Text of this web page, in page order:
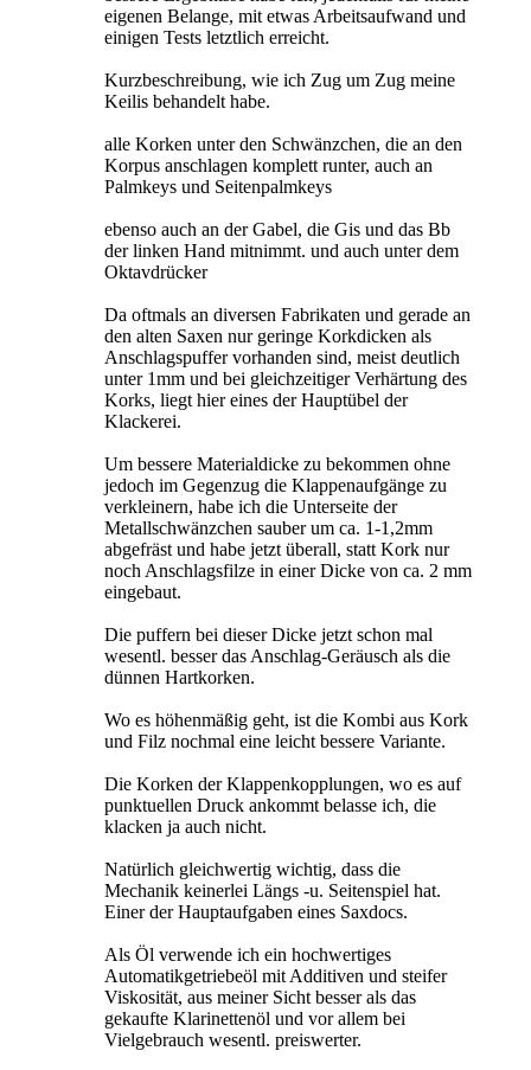
eigenen Belange, mit etwas Arbeitsaufwand und
einigen Tests letztlich erreicht.
Kurzbeschreibung, wie ich Zug um Zug meine
Keilis behandelt habe.
alle Korken unter den Schwänzchen, die an den
Korpus anschlagen komplett runter, auch an
Palmkeys und Seitenpalmkeys
ebenso auch an der Gabel, die Gis und das Bb
der linken Hand mitnimmt. und auch unter dem
Oktavdrücker
Da oftmals an diversen Fabrikaten und gerade an
den alten Saxen nur geringe Korkdicken als
Anschlagspuffer vorhanden sind, meist deutlich
unter 1mm und bei gleichzeitiger Verhärtung des
Korks, liegt hier eines der Hauptübel der
Klackerei.
Um bessere Materialdicke zu bekommen ohne
jedoch im Gegenzug die Klappenaufgänge zu
verkleinern, habe ich die Unterseite der
Metallschwänzchen sauber um ca. 1-1,2mm
abgefräst und habe jetzt überall, statt Kork nur
noch Anschlagsfilze in einer Dicke von ca. 2 mm
eingebaut.
Die puffern bei dieser Dicke jetzt schon mal
wesentl. besser das Anschlag-Geräusch als die
dünnen Hartkorken.
Wo es höhenmäßig geht, ist die Kombi aus Kork
und Filz nochmal eine leicht bessere Variante.
Die Korken der Klappenkopplungen, wo es auf
punktuellen Druck ankommt belasse ich, die
klacken ja auch nicht.
Natürlich gleichwertig wichtig, dass die
Mechanik keinerlei Längs -u. Seitenspiel hat.
Einer der Hauptaufgaben eines Saxdocs.
Als Öl verwende ich ein hochwertiges
Automatikgetriebeöl mit Additiven und steifer
Viskosität, aus meiner Sicht besser als das
gekaufte Klarinettenöl und vor allem bei
Vielgebrauch wesentl. preiswerter.